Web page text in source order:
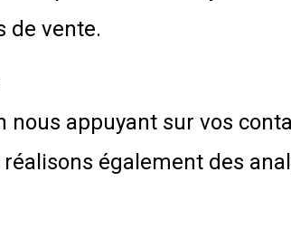
de vente.
appuyant sur vos
également des